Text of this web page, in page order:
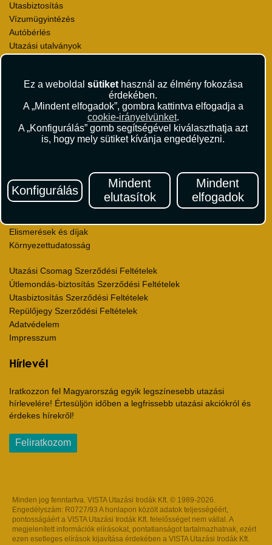
Ez a weboldal sütikethasznál az élmény fokozása
érdekében.
A „Mindent elfogadok”, gombra kattintva elfogadja a
cookie-irányelvünket.
A „Konfigurálás” gomb segítségével kiválaszthatja azt
is, hogy mely sütiket kívánja engedélyezni.
Konfigurálás
Mindent
elutasítok
Mindent
elfogadok
Utasbiztosítás
Vízumügyintézés
Autóbérlés
Utazási utalványok
Céges utaztatás
Katalógus
Sajtószoba
Viszonteladás
Karrier
Elismerések és díjak
Környezettudatosság
Utazási Csomag Szerződési Feltételek
Útlemondás-biztosítás Szerződési Feltételek
Utasbiztosítás Szerződési Feltételek
Repülőjegy Szerződési Feltételek
Adatvédelem
Impresszum
Hírlevél
Iratkozzon fel Magyarország egyik legszínesebb utazási
hírlevelére! Értesüljön időben a legfrissebb utazási akciókról és
érdekes hírekről!
Feliratkozom
Minden jog fenntartva. VISTA Utazási Irodák Kft. © 1989-2026.
Engedélyszám: R0727/93 A honlapon közölt adatok teljességéért,
pontosságáért a VISTA Utazási Irodák Kft. felelősséget nem vállal. A
megjelenített információk elírásokat, pontatlanságot tartalmazhatnak, ezért
ezen esetleges elírások kijavítása érdekében a VISTA Utazási Irodák Kft.